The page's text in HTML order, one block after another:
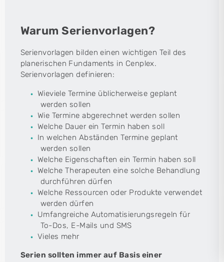
Warum Serienvorlagen?
Serienvorlagen bilden einen wichtigen Teil des
planerischen Fundaments in Cenplex.
Serienvorlagen definieren:
Wieviele Termine üblicherweise geplant
werden sollen
Wie Termine abgerechnet werden sollen
Welche Dauer ein Termin haben soll
In welchen Abständen Termine geplant
werden sollen
Welche Eigenschaften ein Termin haben soll
Welche Therapeuten eine solche Behandlung
durchführen dürfen
Welche Ressourcen oder Produkte verwendet
werden dürfen
Umfangreiche Automatisierungsregeln für
To-Dos, E-Mails und SMS
Vieles mehr
Serien sollten immer auf Basis einer